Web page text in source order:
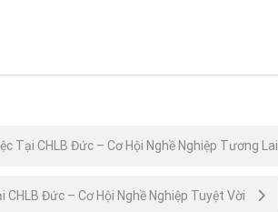
Tại CHLB Đức – Cơ Hội Nghề Nghiệp Tương Lai
Đức – Cơ Hội Nghề Nghiệp Tuyệt Vời